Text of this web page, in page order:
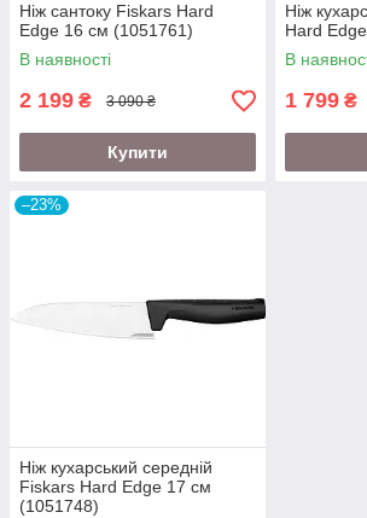
Ніж сантоку Fiskars Hard
Edge 16 см (1051761)
В наявності
2 199 ₴ 3 090 ₴
Купити
Ніж
Hard
В
1 799 ₴
–23%
Ніж кухарський середній
Fiskars Hard Edge 17 см
(1051748)